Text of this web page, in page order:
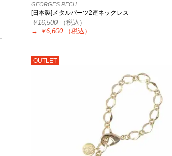
GEORGES RECH
[日本製]メタルパーツ2連ネックレス
￥16,500（税込）
→
￥6,600 （税込）
OUTLET